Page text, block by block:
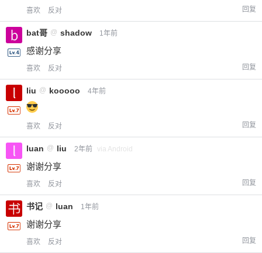
喜欢 反对 回复
bat哥 @ shadow 1年前
感谢分享
喜欢 反对 回复
liu @ kooooo 4年前
喜欢 反对 回复
luan @ liu 2年前 via Android
谢谢分享
喜欢 反对 回复
书记 @ luan 1年前
谢谢分享
喜欢 反对 回复